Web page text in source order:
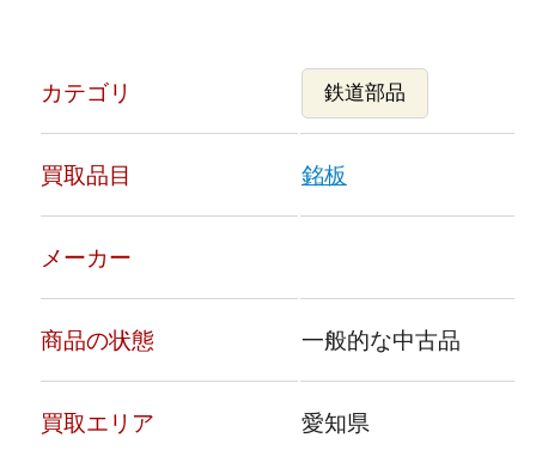
カテゴリ 鉄道部品
買取品目 銘板
メーカー
商品の状態 一般的な中古品
買取エリア 愛知県